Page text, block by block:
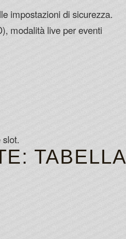
impostazioni di sicurezza.
modalità live per eventi
slot.
TABELLA